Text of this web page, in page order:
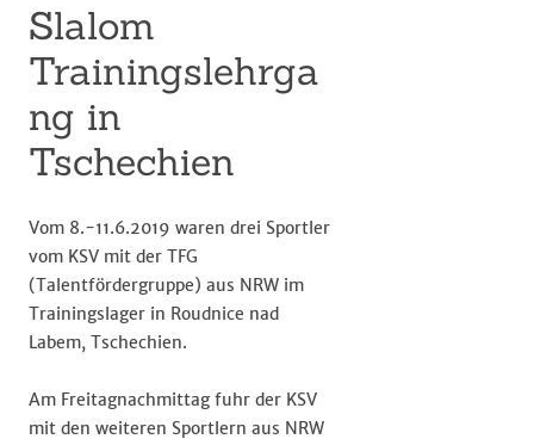
Slalom
Trainingslehrga
ng in
Tschechien
Vom 8.-11.6.2019 waren drei Sportler
vom KSV mit der TFG
(Talentfördergruppe) aus NRW im
Trainingslager in Roudnice nad
Labem, Tschechien.
Am Freitagnachmittag fuhr der KSV
mit den weiteren Sportlern aus NRW